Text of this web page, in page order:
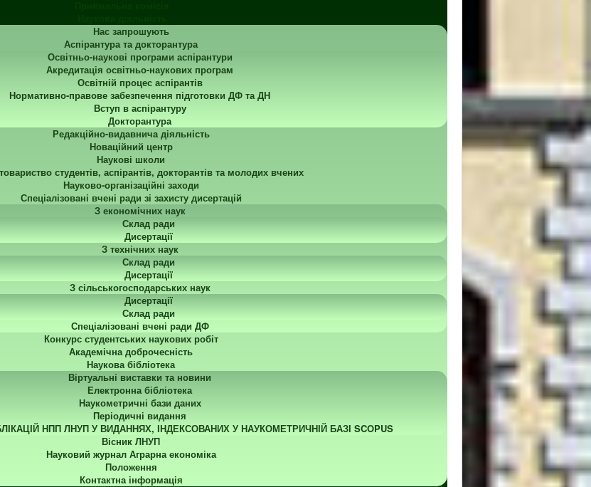
Нас запрошують
Аспірантура та докторантура
Освітньо-наукові програми аспірантури
Акредитація освітньо-наукових програм
Освітній процес аспірантів
Нормативно-правове забезпечення підготовки ДФ та ДН
Вступ в аспірантуру
Докторантура
Редакційно-видавнича діяльність
Новаційний центр
Наукові школи
студентів, аспірантів, докторантів та молодих вчених
Науково-організаційні заходи
Спеціалізовані вчені ради зі захисту дисертацій
З економічних наук
Склад ради
Дисертації
З технічних наук
Склад ради
Дисертації
З сільськогосподарських наук
Дисертації
Склад ради
Спеціалізовані вчені ради ДФ
Конкурс студентських наукових робіт
Академічна доброчесність
Наукова бібліотека
Віртуальні виставки та новини
Електронна бібліотека
Наукометричні бази даних
Періодичні видання
НПП ЛНУП У ВИДАННЯХ, ІНДЕКСОВАНИХ У НАУКОМЕТРИЧНІЙ БАЗІ SCOPUS
Вісник ЛНУП
Науковий журнал Аграрна економіка
Положення
Контактна інформація